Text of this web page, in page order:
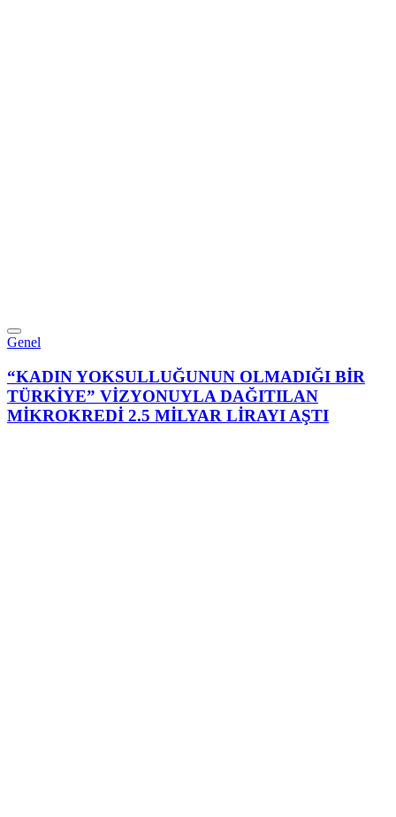
Genel
“KADIN YOKSULLUĞUNUN OLMADIĞI BİR
TÜRKİYE” VİZYONUYLA DAĞITILAN
MİKROKREDİ 2.5 MİLYAR LİRAYI AŞTI